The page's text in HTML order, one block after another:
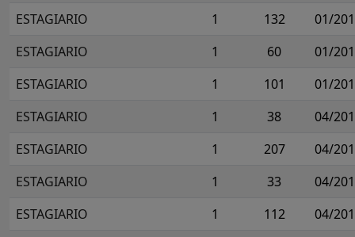
ESTAGIARIO
1 132
01/
ESTAGIARIO
1 60
01/
ESTAGIARIO
1 101
01/
ESTAGIARIO
1 38
04/
ESTAGIARIO
1 207
04/
ESTAGIARIO
1 33
04/
ESTAGIARIO
1 112 04/